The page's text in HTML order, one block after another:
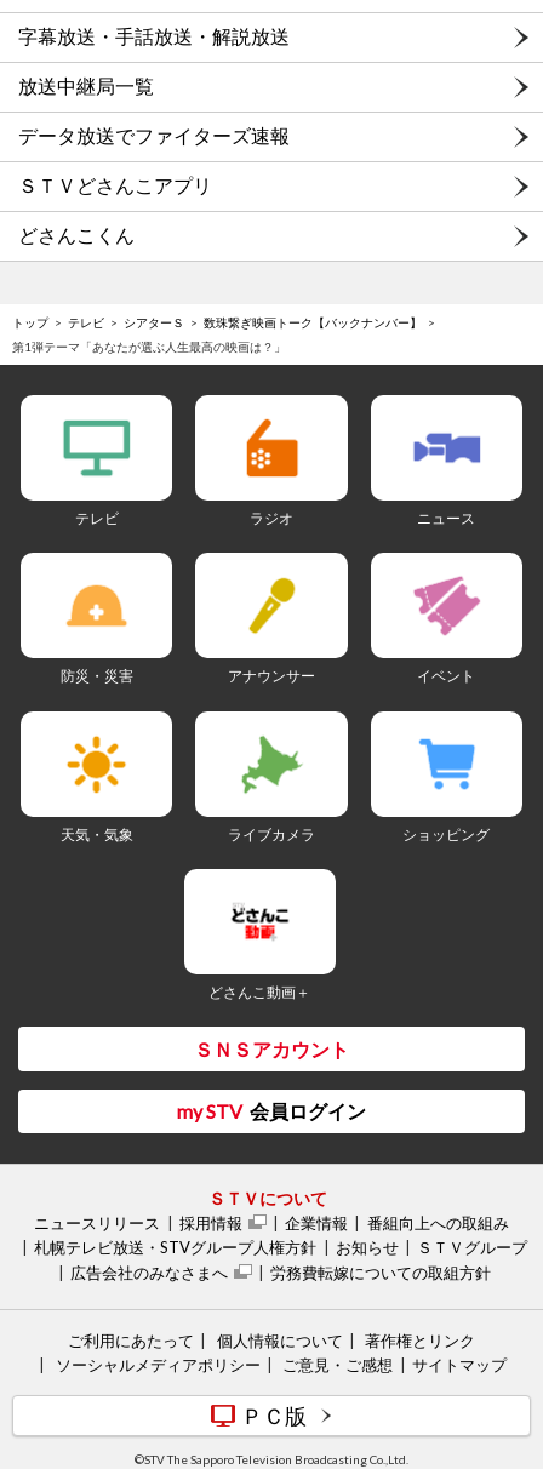
字幕放送・手話放送・解説放送
放送中継局一覧
データ放送でファイターズ速報
ＳＴＶどさんこアプリ
どさんこくん
トップ テレビ シアターＳ
数珠繋ぎ映画トーク【バックナンバー】
第1弾テーマ「あなたが選ぶ人生最高の映画は？」
テレビ ラジオ ニュース
防災・災害 アナウンサー イベント
天気・気象 ライブカメラ ショッピング
どさんこ動画＋
ＳＮＳアカウント
my STV 会員ログイン
ＳＴＶについて
ニュースリリース 採用情報 企業情報
番組向上への取組み
札幌テレビ放送・STVグループ人権方針
お知らせ
ＳＴＶグループ
広告会社のみなさまへ
労務費転嫁についての取組方針
ご利用にあたって 個人情報について
著作権とリンク
ソーシャルメディアポリシー
ご意見・ご感想 サイトマップ
ＰＣ版
©STV The Sapporo Television Broadcasting Co.,Ltd.